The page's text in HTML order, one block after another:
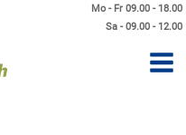
Mo - Fr 09.00 - 18.00
Sa - 09.00 - 12.00